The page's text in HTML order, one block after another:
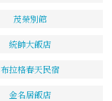
茂榮別館
統帥大飯店
布拉格春天民宿
金名居飯店